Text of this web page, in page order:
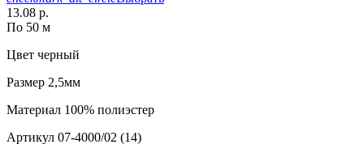
13.08 р.
По 50 м
Цвет черный
Размер 2,5мм
Материал 100% полиэстер
Артикул 07-4000/02 (14)